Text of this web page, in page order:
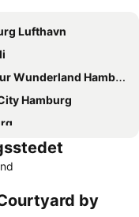
Lufthavn
Wunderland Hamburg
Hamburg
Messe
Havn
by